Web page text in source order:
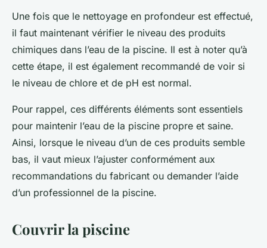
Une fois que le nettoyage en profondeur est effectué,
il faut maintenant vérifier le niveau des produits
chimiques dans l’eau de la piscine. Il est à noter qu’à
cette étape, il est également recommandé de voir si
le niveau de chlore et de pH est normal.
Pour rappel, ces différents éléments sont essentiels
pour maintenir l’eau de la piscine propre et saine.
Ainsi, lorsque le niveau d’un de ces produits semble
bas, il vaut mieux l’ajuster conformément aux
recommandations du fabricant ou demander l’aide
d’un professionnel de la piscine.
Couvrir la piscine